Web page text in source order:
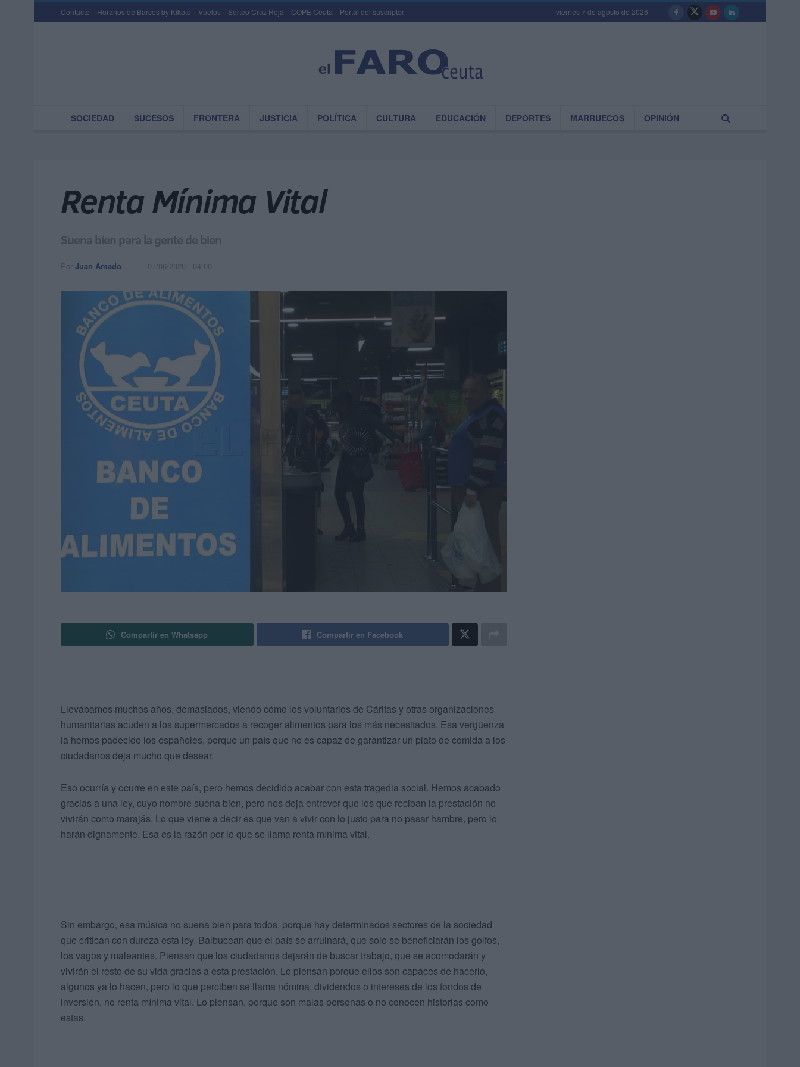
Contacto Horarios de Barcos by Kikoto Vuelos Sorteo Cruz Roja COPE Ceuta Portal del suscriptor viernes 7 de agosto de 2026
SOCIEDAD SUCESOS FRONTERA JUSTICIA POLÍTICA CULTURA EDUCACIÓN DEPORTES MARRUECOS OPINIÓN
Renta Mínima Vital
Suena bien para la gente de bien
Por Juan Amado 07/06/2020 - 04:00
Compartir en Whatsapp Compartir en Facebook
Llevábamos muchos años, demasiados, viendo cómo los voluntarios de Cáritas y otras organizaciones
humanitarias acuden a los supermercados a recoger alimentos para los más necesitados. Esa vergüenza
la hemos padecido los españoles, porque un país que no es capaz de garantizar un plato de comida a los
ciudadanos deja mucho que desear.
Eso ocurría y ocurre en este país, pero hemos decidido acabar con esta tragedia social. Hemos acabado
gracias a una ley, cuyo nombre suena bien, pero nos deja entrever que los que reciban la prestación no
vivirán como marajás. Lo que viene a decir es que van a vivir con lo justo para no pasar hambre, pero lo
harán dignamente. Esa es la razón por lo que se llama renta mínima vital.
Sin embargo, esa música no suena bien para todos, porque hay determinados sectores de la sociedad
que critican con dureza esta ley. Balbucean que el país se arruinará, que solo se beneficiarán los golfos,
los vagos y maleantes. Piensan que los ciudadanos dejarán de buscar trabajo, que se acomodarán y
vivirán el resto de su vida gracias a esta prestación. Lo piensan porque ellos son capaces de hacerlo,
algunos ya lo hacen, pero lo que perciben se llama nómina, dividendos o intereses de los fondos de
inversión, no renta mínima vital. Lo piensan, porque son malas personas o no conocen historias como
estas.